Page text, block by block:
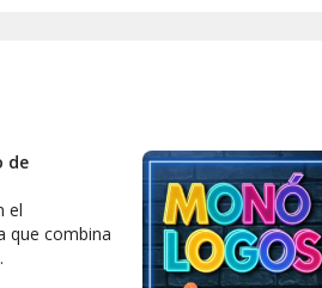
de
el
que combina